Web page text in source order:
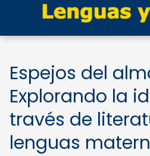
Espejos del
Explorando la
través de
lenguas